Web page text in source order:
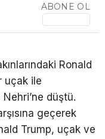
İhbar
Hattı
ABONE OL
Ronald
uçak ile
düştü.
geçerek
Trump, uçak ve